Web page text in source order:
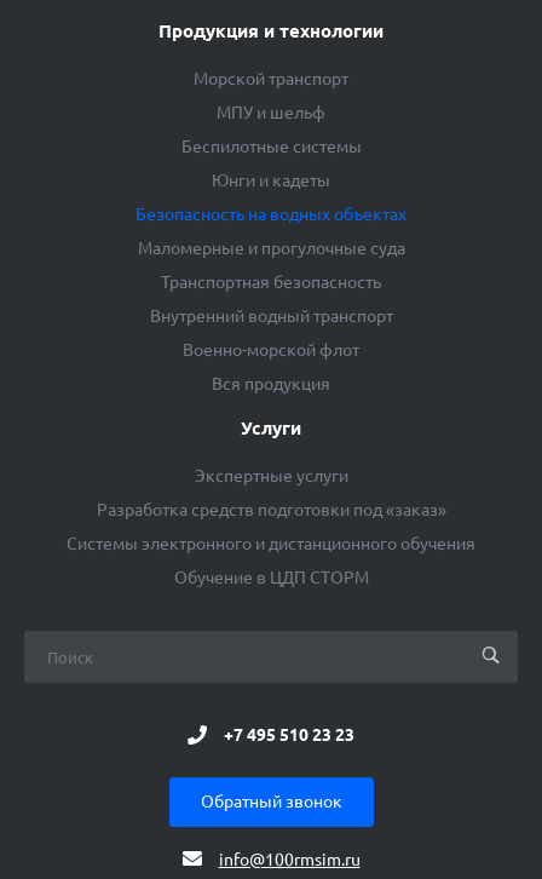
Продукция и технологии
Морской транспорт
МПУ и шельф
Беспилотные системы
Юнги и кадеты
Безопасность на водных объектах
Маломерные и прогулочные суда
Транспортная безопасность
Внутренний водный транспорт
Военно-морской флот
Вся продукция
Услуги
Экспертные услуги
Разработка средств подготовки под «заказ»
Системы электронного и дистанционного обучения
Обучение в ЦДП СТОРМ
+7 495 510 23 23
Обратный звонок
info@100rmsim.ru